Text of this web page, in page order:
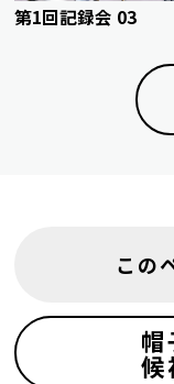
第1回記録会 03
この
候